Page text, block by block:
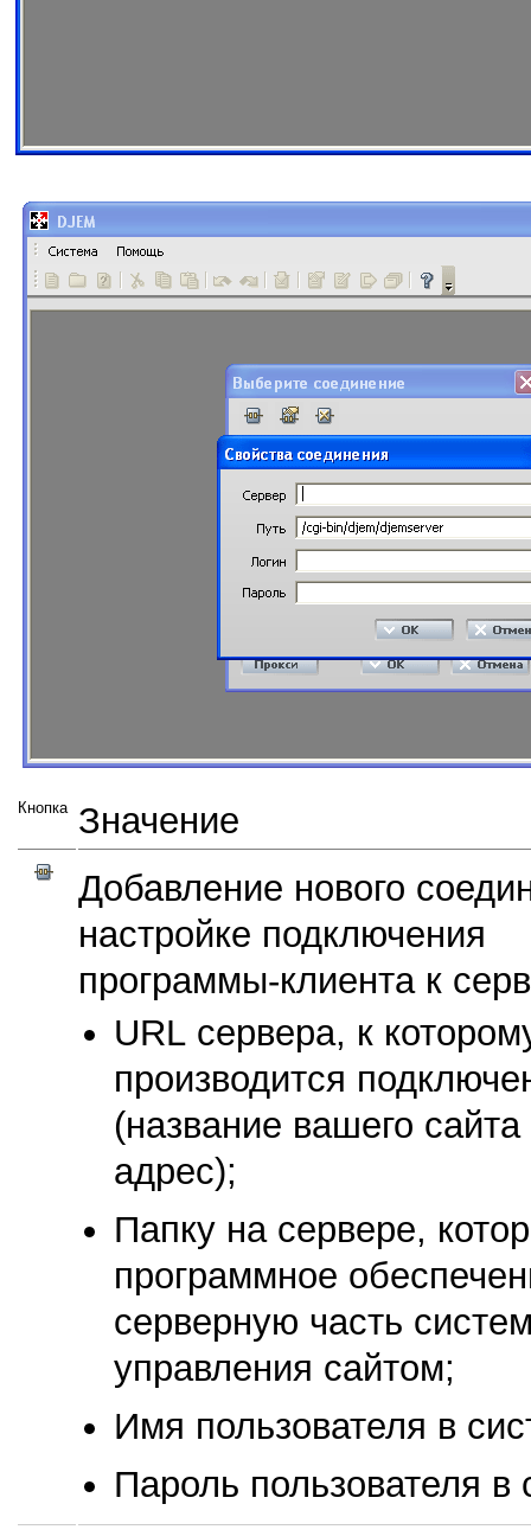
Кнопка
Значение
Добавление нового
настройке подключения
программы-клиентак
URL сервера, к
производится
(название вашего
адрес);
Папку на сервере,
программное
серверную часть
управления сайтом;
Имя пользователя в
Пароль пользователя в